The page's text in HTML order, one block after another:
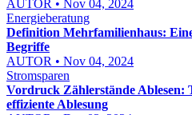
AUTOR • Nov 04, 2024
Energieberatung
Definition Mehrfamilienhaus:
Begriffe
AUTOR • Nov 04, 2024
Stromsparen
Vordruck Zählerstände Ablesen:
effiziente Ablesung